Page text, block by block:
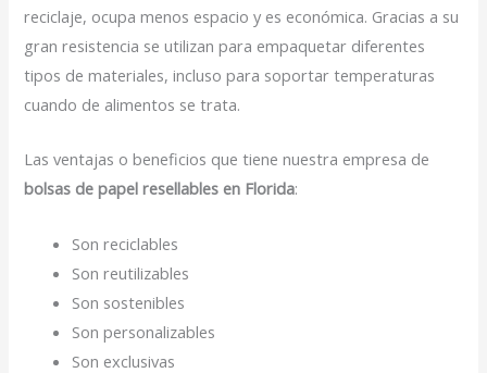
reciclaje, ocupa menos espacio y es económica. Gracias a su
gran resistencia se utilizan para empaquetar diferentes
tipos de materiales, incluso para soportar temperaturas
cuando de alimentos se trata.
Las ventajas o beneficios que tiene nuestra empresa de
bolsas de papel resellables en Florida:
Son reciclables
Son reutilizables
Son sostenibles
Son personalizables
Son exclusivas